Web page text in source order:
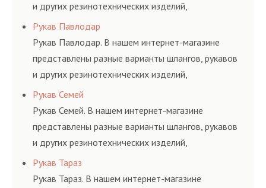
и других резинотехнических изделий,
соответствующих ГОСТам, техническим условиям
и нормативам.
Рукав Павлодар
Рукав Павлодар. В нашем интернет-магазине
представлены разные варианты шлангов, рукавов
и других резинотехнических изделий,
соответствующих ГОСТам, техническим условиям
и нормативам.
Рукав Семей
Рукав Семей. В нашем интернет-магазине
представлены разные варианты шлангов, рукавов
и других резинотехнических изделий,
соответствующих ГОСТам, техническим условиям
и нормативам.
Рукав Тараз
Рукав Тараз. В нашем интернет-магазине